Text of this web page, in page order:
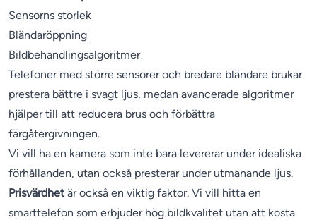
Sensorns storlek
Bländaröppning
Bildbehandlingsalgoritmer
Telefoner med större sensorer och bredare bländare brukar
prestera bättre i svagt ljus, medan avancerade algoritmer
hjälper till att reducera brus och förbättra
färgåtergivningen.
Vi vill ha en kamera som inte bara levererar under idealiska
förhållanden, utan också presterar under utmanande ljus.
Prisvärdhetär också en viktig faktor. Vi vill hitta en
smarttelefon som erbjuder hög bildkvalitet utan att kosta